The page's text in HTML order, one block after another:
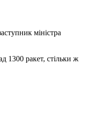
міністра
1300 ракет, стільки ж